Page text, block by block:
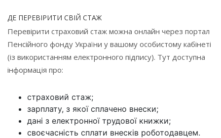
ДЕ ПЕРЕВІРИТИ СВІЙ СТАЖ
Перевірити страховий стаж можна онлайн через портал
Пенсійного фонду України у вашому особистому кабінеті
(із використанням електронного підпису). Тут доступна
інформація про:
страховий стаж;
зарплату, з якої сплачено внески;
дані з електронної трудової книжки;
своєчасність сплати внесків роботодавцем.